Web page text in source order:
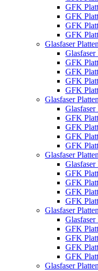
GFK
GFK
GFK
GFK
Glasfaser
Glasfaser
GFK
GFK
GFK
GFK
Glasfaser
Glasfaser
GFK
GFK
GFK
GFK
Glasfaser
Glasfaser
GFK
GFK
GFK
GFK
Glasfaser
Glasfaser
GFK
GFK
GFK
GFK
Glasfaser